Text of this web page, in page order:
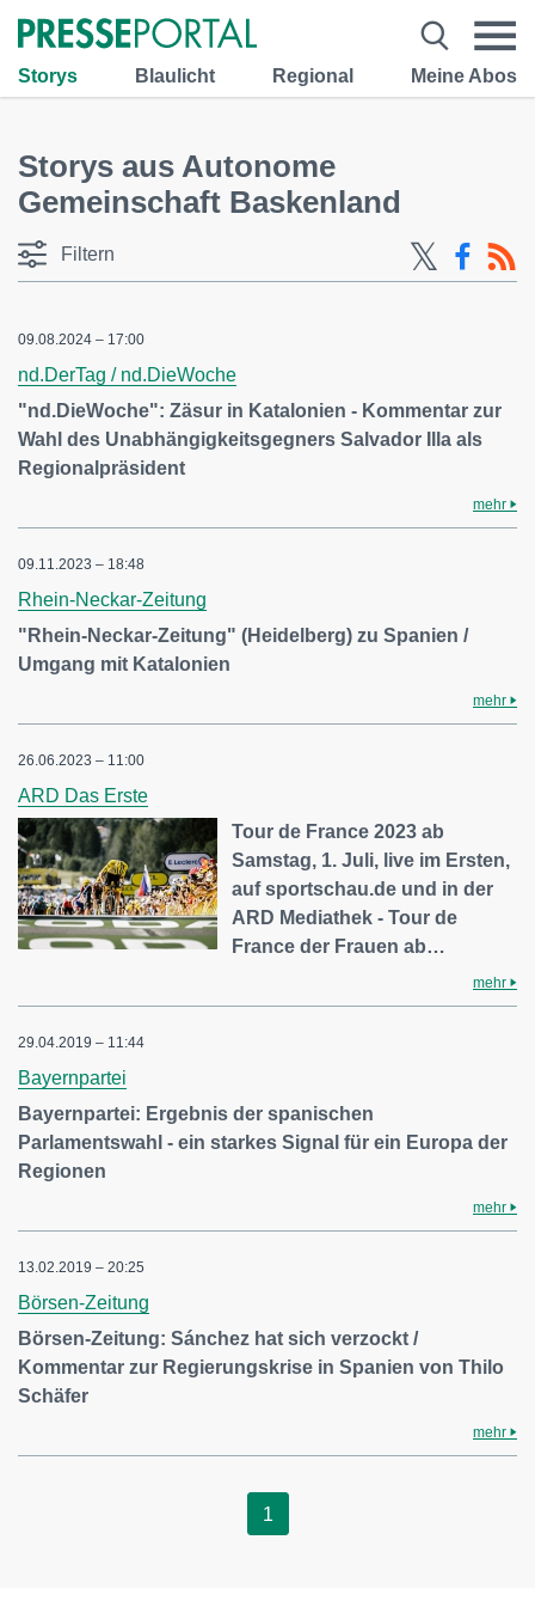
Storys Blaulicht Regional Meine Abos
Storys aus Autonome
Gemeinschaft Baskenland
Filtern
09.08.2024 – 17:00
nd.DerTag / nd.DieWoche
"nd.DieWoche": Zäsur in Katalonien - Kommentar zur
Wahl des Unabhängigkeitsgegners Salvador Illa als
Regionalpräsident
mehr
09.11.2023 – 18:48
Rhein-Neckar-Zeitung
"Rhein-Neckar-Zeitung" (Heidelberg) zu Spanien /
Umgang mit Katalonien
mehr
26.06.2023 – 11:00
ARD Das Erste
Tour de France 2023 ab
Samstag, 1. Juli, live im Ersten,
auf sportschau.de und in der
ARD Mediathek - Tour de
France der Frauen ab…
mehr
29.04.2019 – 11:44
Bayernpartei
Bayernpartei: Ergebnis der spanischen
Parlamentswahl - ein starkes Signal für ein Europa der
Regionen
mehr
13.02.2019 – 20:25
Börsen-Zeitung
Börsen-Zeitung: Sánchez hat sich verzockt /
Kommentar zur Regierungskrise in Spanien von Thilo
Schäfer
mehr
1